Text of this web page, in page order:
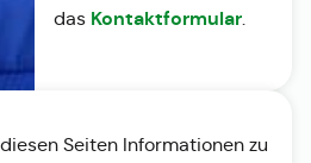
das Kontaktformular.
Seiten Informationen zu